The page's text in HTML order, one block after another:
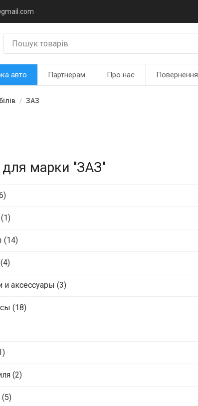
авто Партнерам Про нас Повернення
ЗАЗ
для марки "ЗАЗ"
(14)
аксессуары (3)
(18)
(2)
(5)